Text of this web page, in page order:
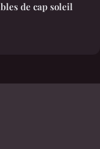
de cap soleil